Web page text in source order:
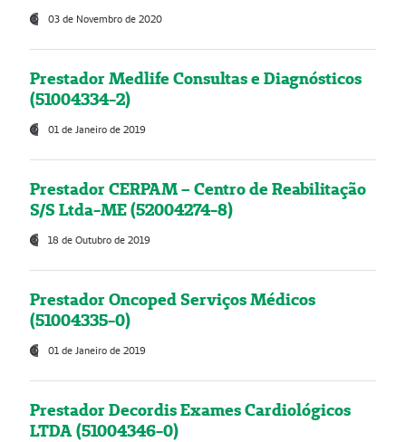
03 de Novembro de 2020
Prestador Medlife Consultas e Diagnósticos
(51004334-2)
01 de Janeiro de 2019
Prestador CERPAM – Centro de Reabilitação
S/S Ltda-ME (52004274-8)
18 de Outubro de 2019
Prestador Oncoped Serviços Médicos
(51004335-0)
01 de Janeiro de 2019
Prestador Decordis Exames Cardiológicos
LTDA (51004346-0)